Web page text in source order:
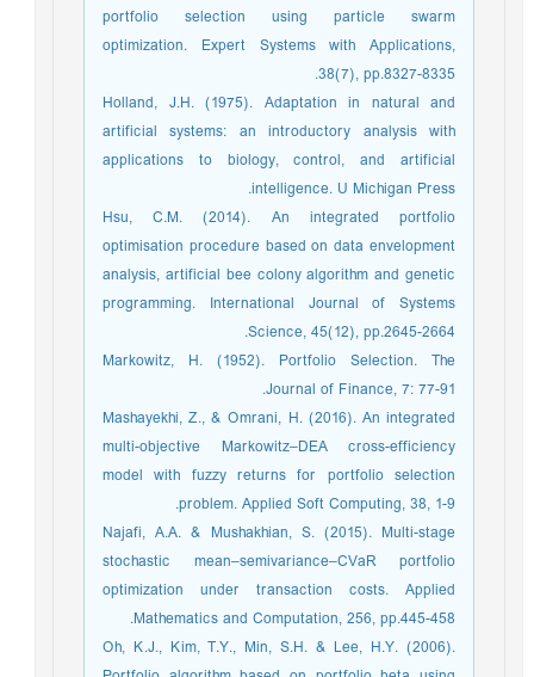
portfolio selection using particle swarm
optimization. Expert Systems with Applications,
38(7), pp.8327-8335.
Holland, J.H. (1975). Adaptation in natural and
artificial systems: an introductory analysis with
applications to biology, control, and artificial
intelligence. U Michigan Press.
Hsu, C.M. (2014). An integrated portfolio
optimisation procedure based on data envelopment
analysis, artificial bee colony algorithm and genetic
programming. International Journal of Systems
Science, 45(12), pp.2645-2664.
Markowitz, H. (1952). Portfolio Selection. The
Journal of Finance, 7: 77-91.
Mashayekhi, Z., & Omrani, H. (2016). An integrated
multi-objective Markowitz–DEA cross-efficiency
model with fuzzy returns for portfolio selection
problem. Applied Soft Computing, 38, 1-9.
Najafi, A.A. & Mushakhian, S. (2015). Multi-stage
stochastic mean–semivariance–CVaR portfolio
optimization under transaction costs. Applied
Mathematics and Computation, 256, pp.445-458.
Oh, K.J., Kim, T.Y., Min, S.H. & Lee, H.Y. (2006).